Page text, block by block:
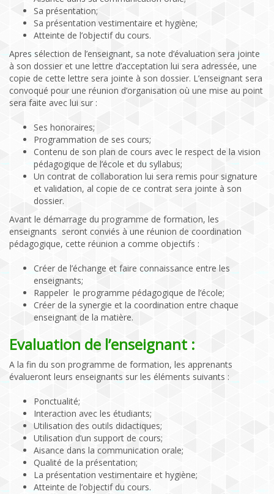
Sa présentation;
Sa présentation vestimentaire et hygiène;
Atteinte de l’objectif du cours.
Apres sélection de l’enseignant, sa note d’évaluation sera jointe
à son dossier et une lettre d’acceptation lui sera adressée, une
copie de cette lettre sera jointe à son dossier. L’enseignant sera
convoqué pour une réunion d’organisation où une mise au point
sera faite avec lui sur :
Ses honoraires;
Programmation de ses cours;
Contenu de son plan de cours avec le respect de la vision
pédagogique de l’école et du syllabus;
Un contrat de collaboration lui sera remis pour signature
et validation, al copie de ce contrat sera jointe à son
dossier.
Avant le démarrage du programme de formation, les
enseignants seront conviés à une réunion de coordination
pédagogique, cette réunion a comme objectifs :
Créer de l’échange et faire connaissance entre les
enseignants;
Rappeler le programme pédagogique de l’école;
Créer de la synergie et la coordination entre chaque
enseignant de la matière.
Evaluation de l’enseignant :
A la fin du son programme de formation, les apprenants
évalueront leurs enseignants sur les éléments suivants :
Ponctualité;
Interaction avec les étudiants;
Utilisation des outils didactiques;
Utilisation d’un support de cours;
Aisance dans la communication orale;
Qualité de la présentation;
La présentation vestimentaire et hygiène;
Atteinte de l’objectif du cours.